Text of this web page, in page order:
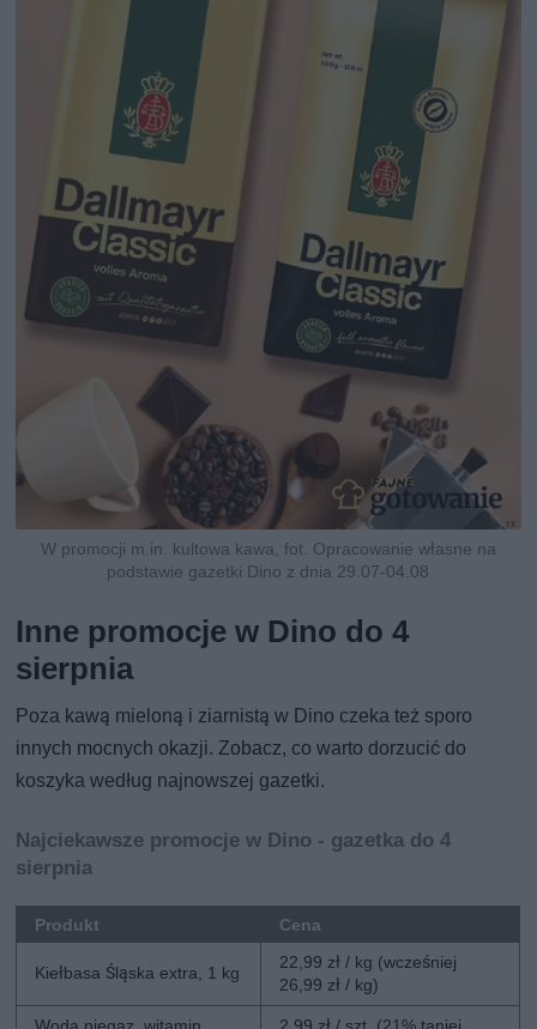
W promocji m.in. kultowa kawa, fot. Opracowanie własne na
podstawie gazetki Dino z dnia 29.07-04.08
Inne promocje w Dino do 4
sierpnia
Poza kawą mieloną i ziarnistą w Dino czeka też sporo
innych mocnych okazji. Zobacz, co warto dorzucić do
koszyka według najnowszej gazetki.
Najciekawsze promocje w Dino - gazetka do 4
sierpnia
Produkt Cena
Kiełbasa Śląska extra, 1 kg
22,99 zł / kg (wcześniej
26,99 zł / kg)
Woda niegaz. witamin. 2,99 zł / szt. (21% taniej,